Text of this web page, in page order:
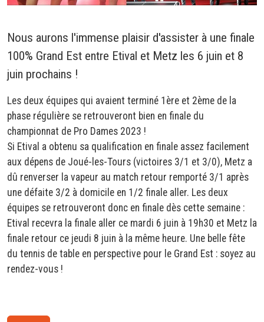
Nous aurons l'immense plaisir d'assister à une finale
100% Grand Est entre Etival et Metz les 6 juin et 8
juin prochains !
Les deux équipes qui avaient terminé 1ère et 2ème de la
phase régulière se retrouveront bien en finale du
championnat de Pro Dames 2023 !
Si Etival a obtenu sa qualification en finale assez facilement
aux dépens de Joué-les-Tours (victoires 3/1 et 3/0), Metz a
dû renverser la vapeur au match retour remporté 3/1 après
une défaite 3/2 à domicile en 1/2 finale aller. Les deux
équipes se retrouveront donc en finale dès cette semaine :
Etival recevra la finale aller ce mardi 6 juin à 19h30 et Metz la
finale retour ce jeudi 8 juin à la même heure. Une belle fête
du tennis de table en perspective pour le Grand Est : soyez au
rendez-vous !